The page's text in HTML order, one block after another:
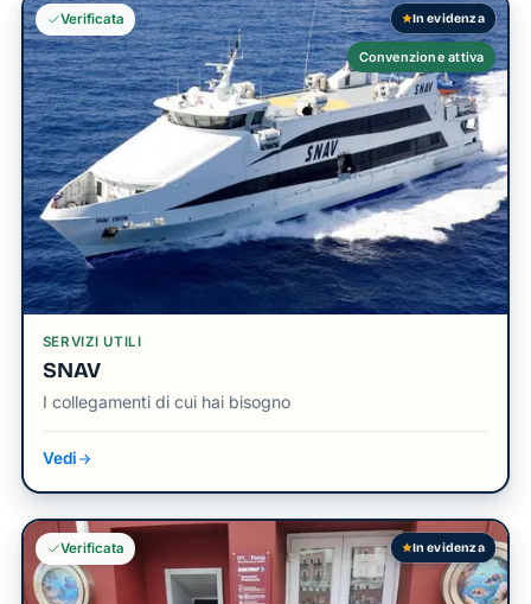
SERVIZI UTILI
SNAV
I collegamenti di cui hai bisogno
Vedi
Verificata
Convenzione attiva
In evidenza
Verificata In evidenza